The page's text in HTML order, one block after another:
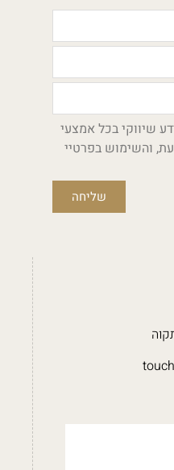
שיווקי בכל אמצעי
והשימוש בפרטיי
שליחה